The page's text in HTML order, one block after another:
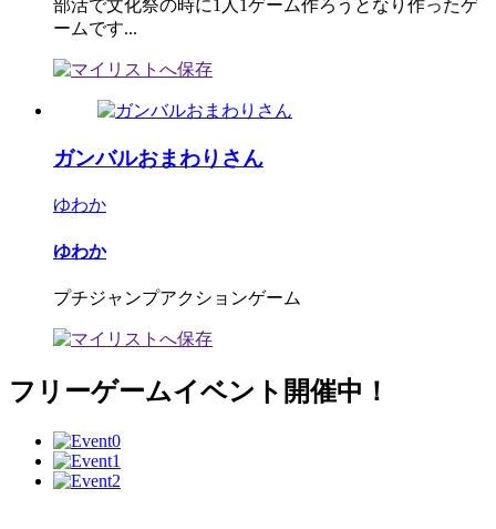
部活で文化祭の時に1人1ゲーム作ろうとなり作ったゲ
ームです...
ガンバルおまわりさん
ゆわか
ゆわか
プチジャンプアクションゲーム
フリーゲームイベント開催中！